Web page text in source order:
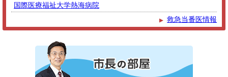
国際医療福祉大学熱海病院
救急当番医情報